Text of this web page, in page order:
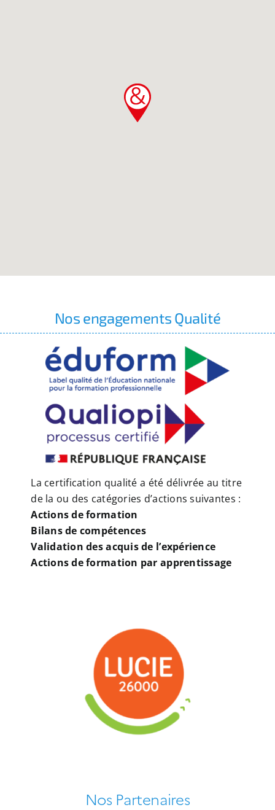
Nos engagements Qualité
La certification qualité a été délivrée au titre
de la ou des catégories d’actions suivantes :
Actions de formation
Bilans de compétences
Validation des acquis de l’expérience
Actions de formation par apprentissage
Nos Partenaires